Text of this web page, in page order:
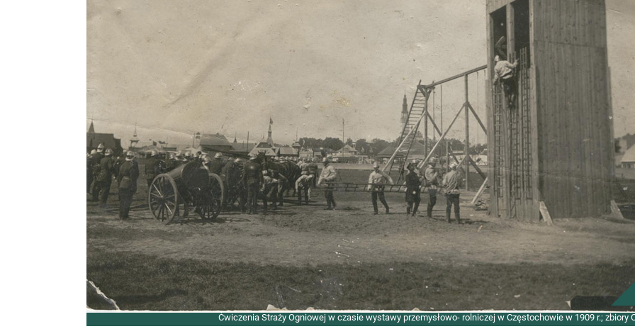
Ćwiczenia Straży Ogniowej w czasie wystawy przemysłowo- rolniczej w Częstochowie w 1909 r.; zbiory